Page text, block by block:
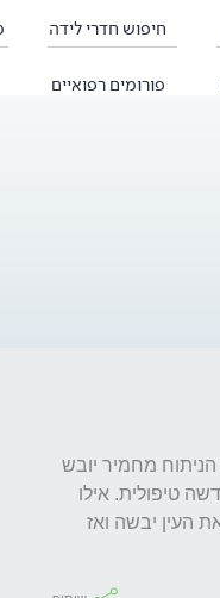
חיפוש חדרי לידה
פורומים רפואיים